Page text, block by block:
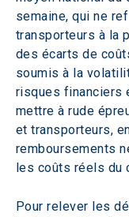
semaine, qui ne
transporteurs à la
des écarts de
soumis à la
risques financiers
mettre à rude
et transporteurs,
remboursements
les coûts réels du
Pour relever les